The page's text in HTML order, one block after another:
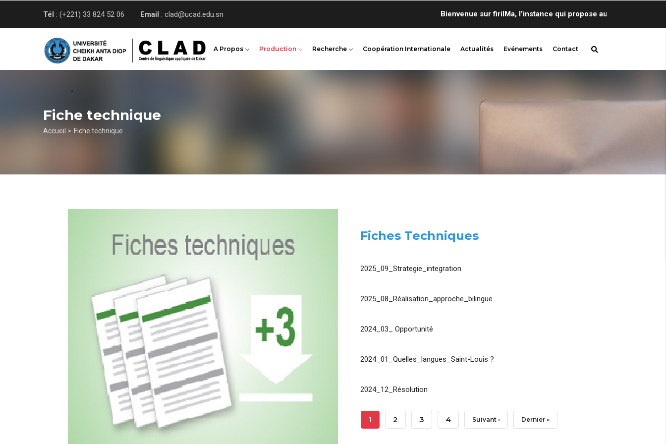
Tél : (+221) 33 824 52 06 Email : clad@ucad.edu.sn Bienvenue sur firilMa, l’instance qui propose au sein de Centre
A Propos Production Recherche Coopération Internationale Actualités Evénements Contact
Fiche technique
Fil
Accueil > Fiche technique
Fiches Techniques
2025_09_Strategie_integration
2025_08_Réalisation_approche_bilingue
2024_03_ Opportunité
2024_01_Quelles_langues_Saint-Louis ?
2024_12_Résolution
Pagination
Page
1 Page
2 Page
3 Page
4 Page
Suivant › Dernière
Dernier »